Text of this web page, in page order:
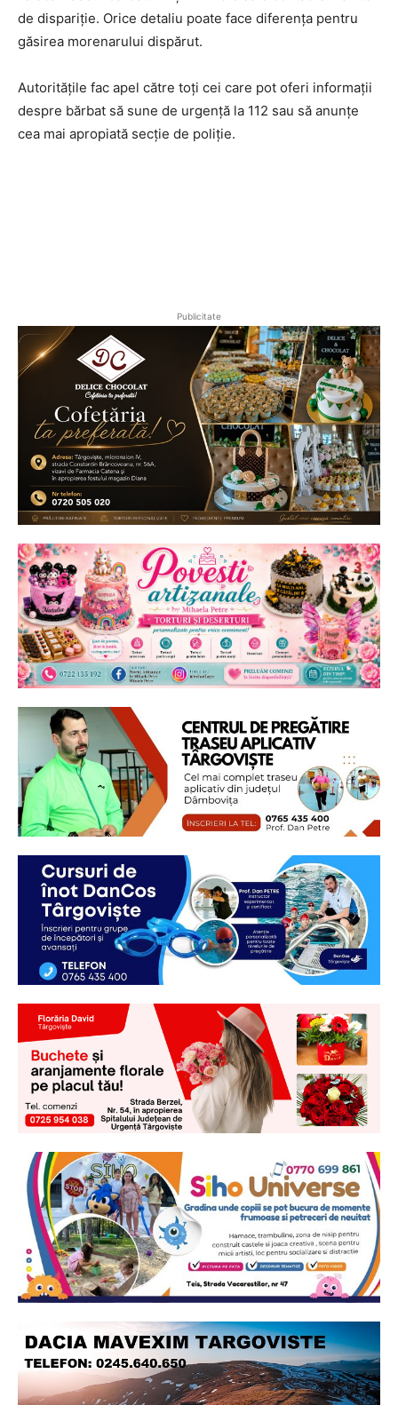
de dispariție. Orice detaliu poate face diferența pentru
găsirea morenarului dispărut.
Autoritățile fac apel către toți cei care pot oferi informații
despre bărbat să sune de urgență la 112 sau să anunțe
cea mai apropiată secție de poliție.
Publicitate